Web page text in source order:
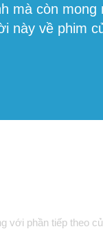
mà còn mong
này về phim
với phần tiếp theo